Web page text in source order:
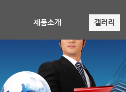
제품소개 갤러리